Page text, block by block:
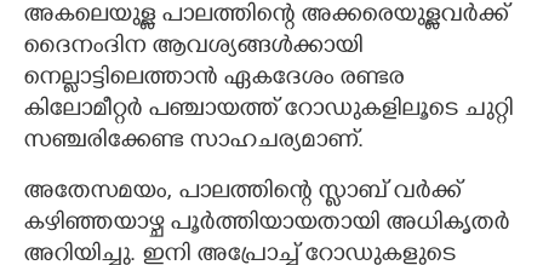
അകലെയുള്ള പാലത്തിന്റെ അക്കരെയുള്ളവർക്ക്
ദൈനംദിന ആവശ്യങ്ങൾക്കായി
നെല്ലാട്ടിലെത്താൻ ഏകദേശം രണ്ടര
കിലോമീറ്റർ പഞ്ചായത്ത് റോഡുകളിലൂടെ ചുറ്റി
സഞ്ചരിക്കേണ്ട സാഹചര്യമാണ്.
അതേസമയം, പാലത്തിന്റെ സ്ലാബ് വർക്ക്
കഴിഞ്ഞയാഴ്ച പൂർത്തിയായതായി അധികൃതർ
അറിയിച്ചു. ഇനി അപ്രോച്ച് റോഡുകളുടെ